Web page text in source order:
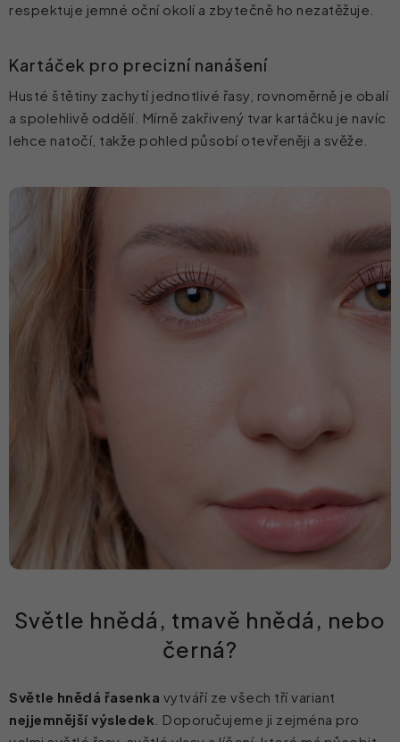
respektuje jemné oční okolí a zbytečně ho nezatěžuje
Kartáček pro precizní nanášení
Husté štětiny zachytí jednotlivé řasy, rovnoměrně je obalí
a spolehlivě oddělí. Mírně zakřivený tvar kartáčku je navíc
lehce natočí, takže pohled působí otevřeněji a svěže.
Světle hnědá, tmavě hnědá, nebo
černá?
Světle hnědá řasenka vytváří ze všech tří variant
nejjemnější výsledek . Doporučujeme ji zejména pro